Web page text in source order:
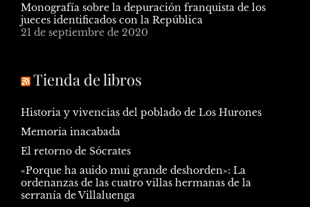
Monografía sobre la depuración franquista de los
jueces identificados con la República
21 de septiembre de 2020
Tienda de libros
Historia y vivencias del poblado de Los Hurones
Memoria inacabada
El retorno de Sócrates
«Porque ha auido mui grande deshorden»: La
ordenanzas de las cuatro villas hermanas de la
serranía de Villaluenga